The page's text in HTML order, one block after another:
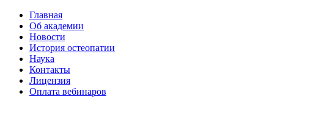
Главная
Об академии
Новости
История остеопатии
Наука
Контакты
Лицензия
Оплата вебинаров